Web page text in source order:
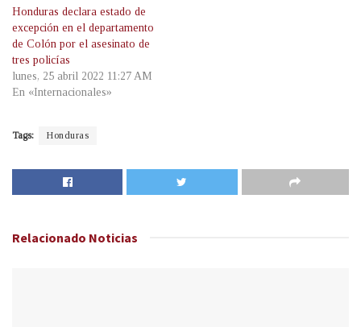
Honduras declara estado de
excepción en el departamento
de Colón por el asesinato de
tres policías
lunes, 25 abril 2022 11:27 AM
En «Internacionales»
Tags: Honduras
Relacionado Noticias